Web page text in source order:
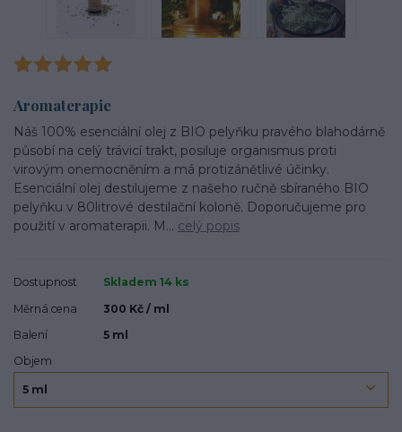
Aromaterapie
Náš 100% esenciální olej z BIO pelyňku pravého blahodárně
působí na celý trávicí trakt, posiluje organismus proti
virovým onemocněním a má protizánětlivé účinky.
Esenciální olej destilujeme z našeho ručně sbíraného BIO
pelyňku v 80litrové destilační koloně. Doporučujeme pro
použití v aromaterapii. M... celý popis
Dostupnost
Skladem 14 ks
Měrná cena
300 Kč / ml
Balení
5 ml
Objem